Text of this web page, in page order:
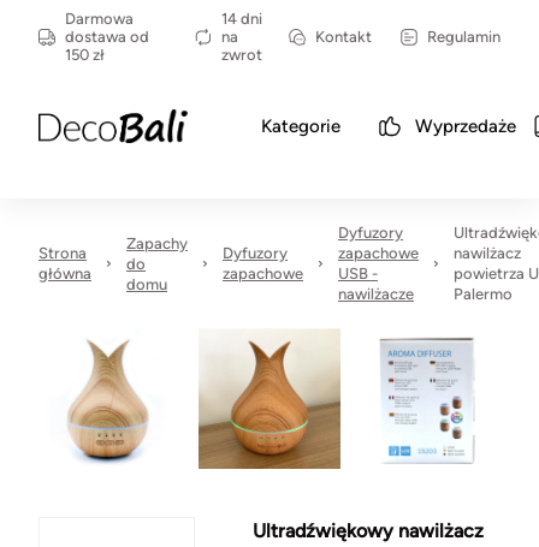
Darmowa
dostawa od
150 zł
14 dni
na
zwrot
Kontakt Regulamin
Kategorie Wyprzedaże
Strona
główna
Zapachy
do
domu
Dyfuzory
zapachowe
Dyfuzory
zapachowe
USB -
nawilżacze
nawilżacz
powietrza
Palermo
Ultradźwiękowy nawilżacz